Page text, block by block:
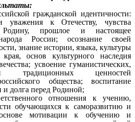
гражданской идентичности:
уважения к Отечеству, чувства
прошлое и настоящее
России; осознание своей
знание истории, языка, культуры
основ культурного наследия
усвоение гуманистических,
традиционных ценностей
общества; воспитание
и долга перед Родиной;
отношения к учению,
обучающихся к саморазвитию и
мотивации к обучению и